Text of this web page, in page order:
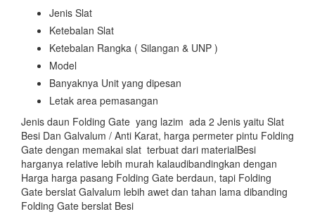
Jenis Slat
Ketebalan Slat
Ketebalan Rangka ( Silangan & UNP )
Model
Banyaknya Unit yang dipesan
Letak area pemasangan
Jenis daun Folding Gate yang lazim ada 2 Jenis yaitu Slat
Besi Dan Galvalum / Anti Karat, harga permeter pintu Folding
Gate dengan memakai slat terbuat dari materialBesi
harganya relative lebih murah kalaudibandingkan dengan
Harga harga pasang Folding Gate berdaun, tapi Folding
Gate berslat Galvalum lebih awet dan tahan lama dibanding
Folding Gate berslat Besi